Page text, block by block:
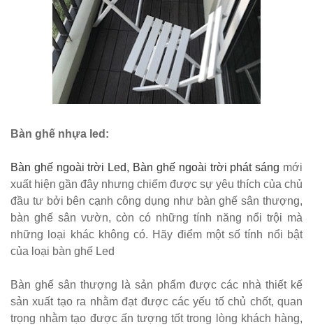
Bộ bàn tròn
vàng ghế
nhung xanh
rêu, xanh
coban tiếp
khách sang
trọng
Bàn ghế nhựa led:
Bàn ghế ngoài trời Led, Bàn ghế ngoài trời phát sáng mới
xuất hiện gần đây nhưng chiếm được sự yêu thích của chủ
đầu tư bởi bên cạnh công dụng như bàn ghế sân thượng,
bàn ghế sân vườn, còn có những tính năng nổi trội mà
những loại khác không có. Hãy điểm một số tính nổi bật
của loại bàn ghế Led
Bàn ghế sân thượng là sản phẩm được các nhà thiết kế
sản xuất tạo ra nhằm đạt được các yếu tố chủ chốt, quan
trọng nhằm tạo được ấn tượng tốt trong lòng khách hàng,